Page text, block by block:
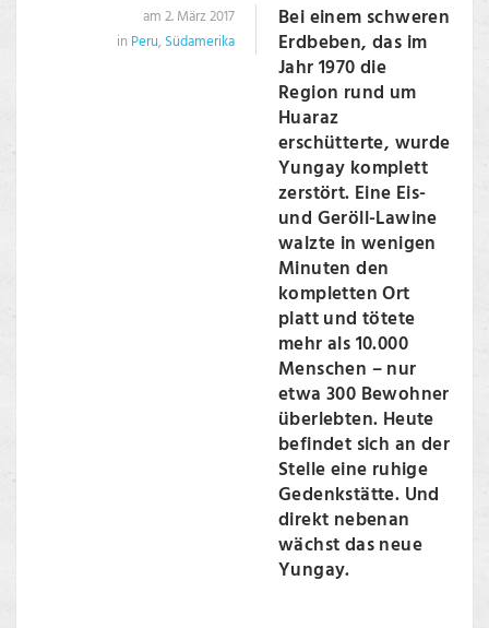
am 2. März 2017
in Peru, Südamerika
Bei einem schweren
Erdbeben, das im
Jahr 1970 die
Region rund um
Huaraz
erschütterte, wurde
Yungay komplett
zerstört. Eine Eis-
und Geröll-Lawine
walzte in wenigen
Minuten den
kompletten Ort
platt und tötete
mehr als 10.000
Menschen – nur
etwa 300 Bewohner
überlebten. Heute
befindet sich an der
Stelle eine ruhige
Gedenkstätte. Und
direkt nebenan
wächst das neue
Yungay.